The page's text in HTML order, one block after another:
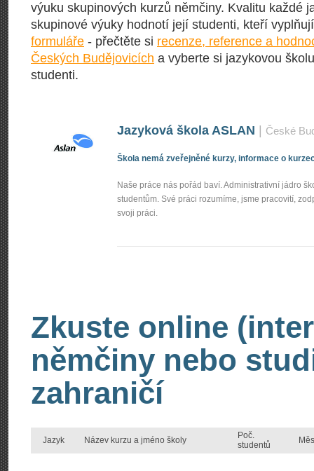
výuku skupinových kurzů němčiny. Kvalitu každé
skupinové výuky hodnotí její studenti, kteří
formuláře - přečtěte si recenze, reference a
Českých Budějovicích a vyberte si jazykovou
studenti.
Jazyková škola ASLAN České
Škola nemá zveřejněné kurzy, informace o
Naše práce nás pořád baví. Administrativní jádro
studentům. Své práci rozumíme, jsme pracovití,
svoji práci.
Zkuste online
němčiny nebo
zahraničí
Jazyk Název kurzu a jméno školy
Poč.
studentů